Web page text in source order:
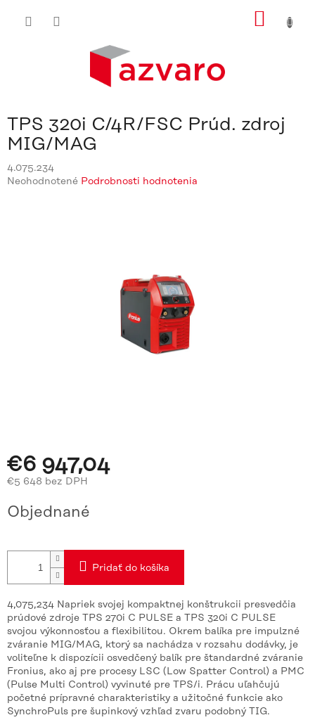
TPS 320i C/4R/FSC Prúd. zdroj
MIG/MAG
4.075.234
Priemerné
Neohodnotené Podrobnosti hodnotenia
€6 947,04
€5 648 bez DPH
cena:
Objednané
Pridať do košíka
4,075,234 Napriek svojej kompaktnej konštrukcii presvedčia
prúdové zdroje TPS 270i C PULSE a TPS 320i C PULSE
svojou výkonnosťou a flexibilitou. Okrem balíka pre impulzné
zváranie MIG/MAG, ktorý sa nachádza v rozsahu dodávky, je
voliteľne k dispozícii osvedčený balík pre štandardné zváranie
Fronius, ako aj pre procesy LSC (Low Spatter Control) a PMC
(Pulse Multi Control) vyvinuté pre TPS/i. Prácu uľahčujú
početné prípravné charakteristiky a užitočné funkcie ako
SynchroPuls pre šupinkový vzhľad zvaru podobný TIG.